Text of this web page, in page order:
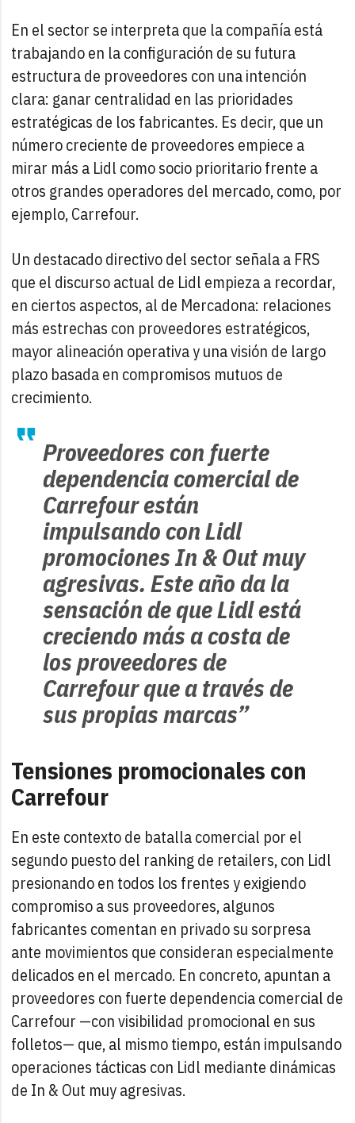
En el sector se interpreta que la compañía está
trabajando en la configuración de su futura
estructura de proveedores con una intención
clara: ganar centralidad en las prioridades
estratégicas de los fabricantes. Es decir, que un
número creciente de proveedores empiece a
mirar más a Lidl como socio prioritario frente a
otros grandes operadores del mercado, como, por
ejemplo, Carrefour.
Un destacado directivo del sector señala a FRS
que el discurso actual de Lidl empieza a recordar,
en ciertos aspectos, al de Mercadona: relaciones
más estrechas con proveedores estratégicos,
mayor alineación operativa y una visión de largo
plazo basada en compromisos mutuos de
crecimiento.
Proveedores con fuerte
dependencia comercial de
Carrefour están
impulsando con Lidl
promociones In & Out muy
agresivas. Este año da la
sensación de que Lidl está
creciendo más a costa de
los proveedores de
Carrefour que a través de
sus propias marcas”
Tensiones promocionales con
Carrefour
En este contexto de batalla comercial por el
segundo puesto del ranking de retailers, con Lidl
presionando en todos los frentes y exigiendo
compromiso a sus proveedores, algunos
fabricantes comentan en privado su sorpresa
ante movimientos que consideran especialmente
delicados en el mercado. En concreto, apuntan a
proveedores con fuerte dependencia comercial de
Carrefour —con visibilidad promocional en sus
folletos— que, al mismo tiempo, están impulsando
operaciones tácticas con Lidl mediante dinámicas
de In & Out muy agresivas.